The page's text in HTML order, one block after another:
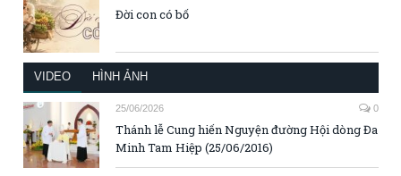
Đời con có bố
VIDEO HÌNH ẢNH
25/06/2026 0
Thánh lễ Cung hiến Nguyện đường Hội dòng Đa
Minh Tam Hiệp (25/06/2016)